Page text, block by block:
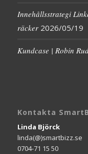
Innehållsstrategi
räcker 2026/05/19
Kundcase | Robin
Kontakta
Linda Björck
linda(@)smartbizz.se
0704-71 15 50